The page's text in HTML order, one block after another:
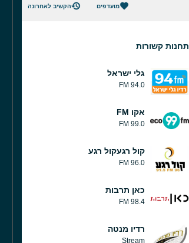
מועדפים הקשיב לאחרונה
תחנות קשורות
גלי ישראל
94.0 FM
אקו FM
99.0 FM
קול רגעקול רגע
96.0 FM
כאן תרבות
98.4 FM
רדיו מנטה
Stream